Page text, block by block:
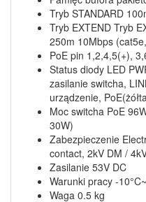
Tryb STANDARD
Tryb EXTEND Tryb
250m 10Mbps
PoE pin 1,2,4,5(+),
Status diody LED
zasilanie switcha,
urządzenie,
Moc switcha PoE
30W)
Zabezpieczenie
contact, 2kV DM /
Zasilanie 53V DC
Warunki pracy -
Waga 0.5 kg